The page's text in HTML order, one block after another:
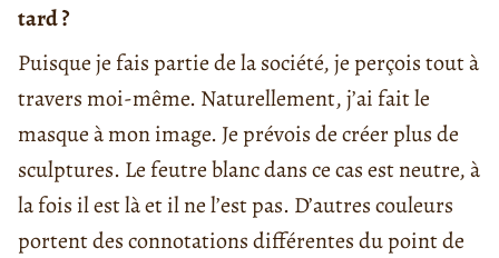
tard ?
Puisque je fais partie de la société, je perçois tout à
travers moi-même. Naturellement, j’ai fait le
masque à mon image. Je prévois de créer plus de
sculptures. Le feutre blanc dans ce cas est neutre, à
la fois il est là et il ne l’est pas. D’autres couleurs
portent des connotations différentes du point de